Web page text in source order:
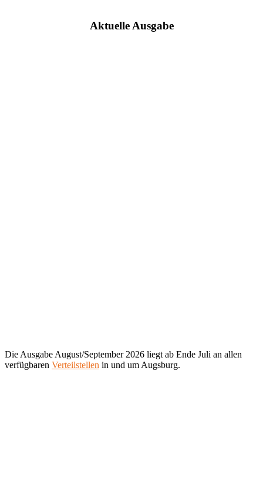
Aktuelle Ausgabe
Die Ausgabe August/September 2026 liegt ab Ende Juli an allen
verfügbaren Verteilstellen in und um Augsburg.